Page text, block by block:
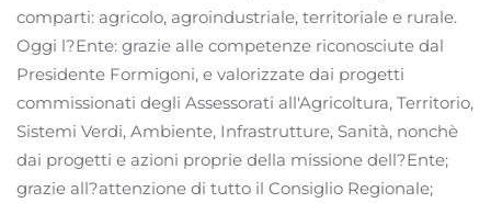
comparti: agricolo, agroindustriale, territoriale e rurale.
Oggi l?Ente: grazie alle competenze riconosciute dal
Presidente Formigoni, e valorizzate dai progetti
commissionati degli Assessorati all'Agricoltura, Territorio,
Sistemi Verdi, Ambiente, Infrastrutture, Sanità, nonchè
dai progetti e azioni proprie della missione dell?Ente;
grazie all?attenzione di tutto il Consiglio Regionale;